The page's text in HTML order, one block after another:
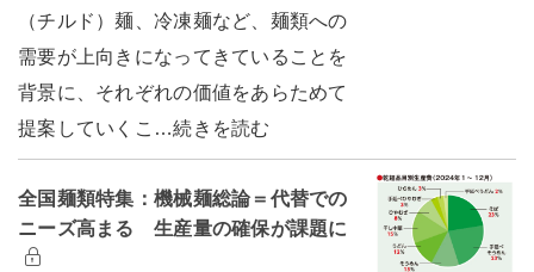
（チルド）麺、冷凍麺など、麺類への
需要が上向きになってきていることを
背景に、それぞれの価値をあらためて
提案していくこ…続きを読む
全国麺類特集：機械麺総論＝代替での
ニーズ高まる 生産量の確保が課題に